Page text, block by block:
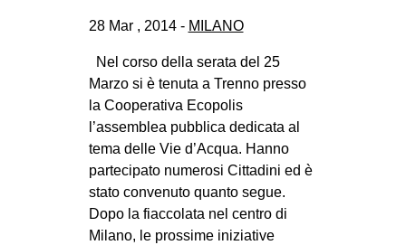
CSOA LAMBRETTA
MSM
STUDENTI TSUNAMI
MILANO
MOBILITAZIONI
28 Mar , 2014 - MILANO
Nel corso della serata del 25
Marzo si è tenuta a Trenno presso
la Cooperativa Ecopolis
l’assemblea pubblica dedicata al
tema delle Vie d’Acqua. Hanno
partecipato numerosi Cittadini ed è
stato convenuto quanto segue.
Dopo la fiaccolata nel centro di
Milano, le prossime iniziative